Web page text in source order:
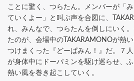
ことに驚く、つらたん。メンバーが「
ていくよー」と叫ぶ声を合図に、
れ、みんなで、つらたんを倒しにいく
たのが、会場中のTAKARAMONOが熱
つけまくった『どーぱみん！』だ。７
が身体中にドーパミンを駆け巡らせ、
熱い風を巻き起こしていく。